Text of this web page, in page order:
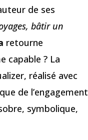
de ses
bâtir un
retourne
capable ? La
réalisé avec
de l’engagement
symbolique,